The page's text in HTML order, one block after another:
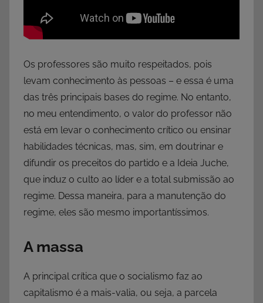
Os professores são muito respeitados, pois
levam conhecimento às pessoas – e essa é uma
das três principais bases do regime. No entanto,
no meu entendimento, o valor do professor não
está em levar o conhecimento crítico ou ensinar
habilidades técnicas, mas, sim, em doutrinar e
difundir os preceitos do partido e a Ideia Juche,
que induz o culto ao líder e a total submissão ao
regime. Dessa maneira, para a manutenção do
regime, eles são mesmo importantíssimos.
A massa
A principal crítica que o socialismo faz ao
capitalismo é a mais-valia, ou seja, a parcela